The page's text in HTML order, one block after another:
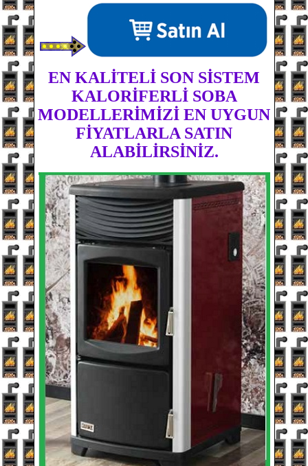
EN KALİTELİ SON SİSTEM
KALORİFERLİ SOBA
MODELLERİMİZİ EN UYGUN
FİYATLARLA SATIN
ALABİLİRSİNİZ.